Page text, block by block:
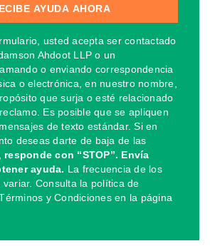
usted acepta ser contactado
Ahdoot LLP o un
o enviando correspondencia
o electrónica, en nuestro nombre,
que surja o esté relacionado
Es posible que se apliquen
de texto estándar. Si en
deseas darte de baja de las
responde con “STOP”. Envía
ayuda. La frecuencia de los
variar. Consulta la política de
y Condiciones en la página